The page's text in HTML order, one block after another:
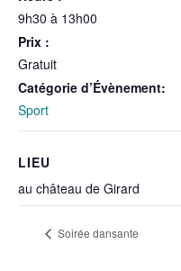
9h30 à 13h00
Prix :
Gratuit
Catégorie d’Évènement:
Sport
LIEU
au château de Girard
Soirée dansante